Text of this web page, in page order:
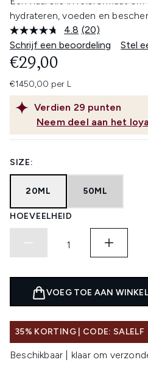
hydrateren, voeden en
4.8 Lees
20
beoordelingen.
(20)
Schrijf een beoordeling
Stel
Verdien 29 punten
Neem deel aan het
€29,00
€1450,00 per L
SIZE:
20ML 50ML
HOEVEELHEID
VOEG TOE AAN
35% KORTING | CODE: SALELF
Beschikbaar | klaar om